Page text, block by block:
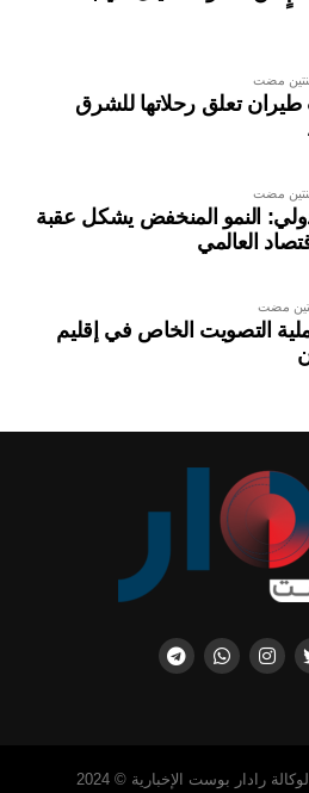
مضت
تعلق رحلاتها للشرق
مضت
النمو المنخفض يشكل عقبة
العالمي
مضت
التصويت الخاص في إقليم
رادار بوست الإخبارية © 2024